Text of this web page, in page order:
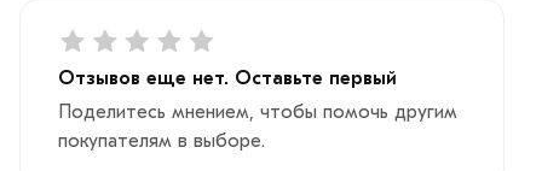
Отзывов еще нет. Оставьте первый
Поделитесь мнением, чтобы помочь другим
покупателям в выборе.